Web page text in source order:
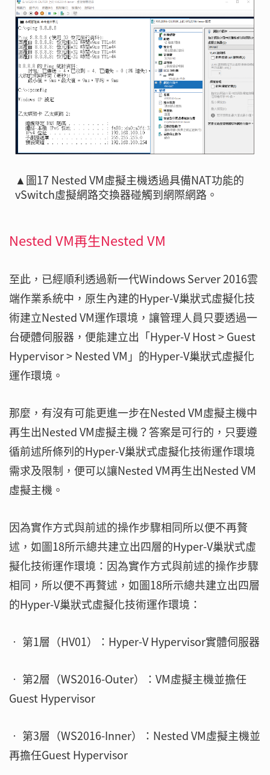
▲圖17 Nested VM虛擬主機透過具備NAT功能的
vSwitch虛擬網路交換器碰觸到網際網路。
Nested VM再生Nested VM
至此，已經順利透過新一代Windows Server 2016雲
端作業系統中，原生內建的Hyper-V巢狀式虛擬化技
術建立Nested VM運作環境，讓管理人員只要透過一
台硬體伺服器，便能建立出「Hyper-V Host > Guest
Hypervisor > Nested VM」的Hyper-V巢狀式虛擬化
運作環境。
那麼，有沒有可能更進一步在Nested VM虛擬主機中
再生出Nested VM虛擬主機？答案是可行的，只要遵
循前述所條列的Hyper-V巢狀式虛擬化技術運作環境
需求及限制，便可以讓Nested VM再生出Nested VM
虛擬主機。
因為實作方式與前述的操作步驟相同所以便不再贅
述，如圖18所示總共建立出四層的Hyper-V巢狀式虛
擬化技術運作環境：因為實作方式與前述的操作步驟
相同，所以便不再贅述，如圖18所示總共建立出四層
的Hyper-V巢狀式虛擬化技術運作環境：
‧ 第1層（HV01）：Hyper-V Hypervisor實體伺服器
‧ 第2層（WS2016-Outer）：VM虛擬主機並擔任
Guest Hypervisor
‧ 第3層（WS2016-Inner）：Nested VM虛擬主機並
再擔任Guest Hypervisor